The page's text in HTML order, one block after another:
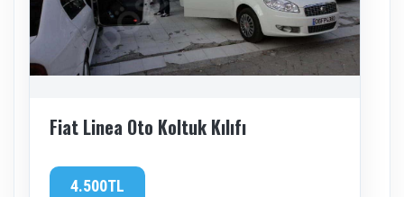
Fiat Linea Oto Koltuk Kılıfı
4.500TL